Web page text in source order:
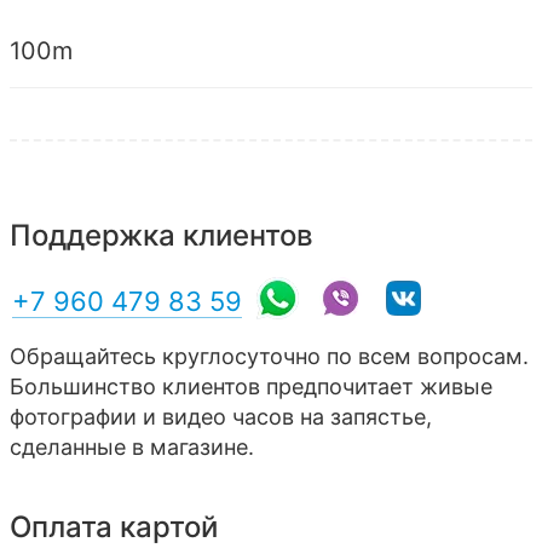
100m
Поддержка клиентов
+7 960 479 83 59
Обращайтесь круглосуточно по всем вопросам.
Большинство клиентов предпочитает живые
фотографии и видео часов на запястье,
сделанные в магазине.
Оплата картой